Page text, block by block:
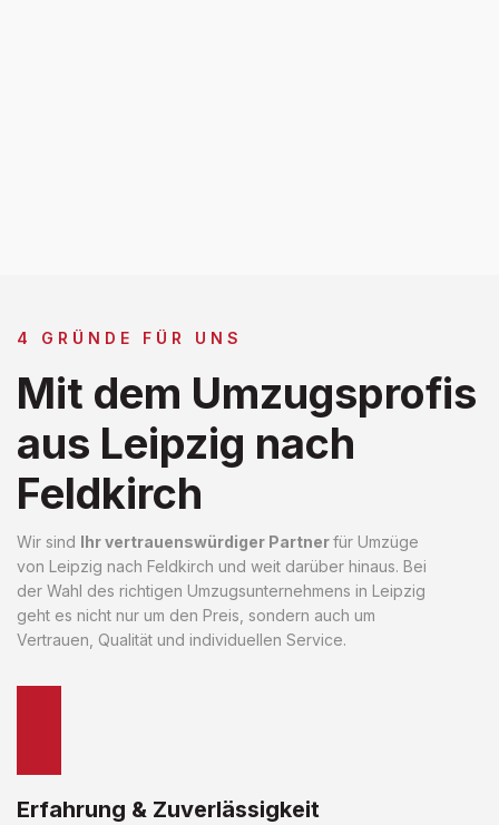
4 GRÜNDE FÜR UNS
Mit dem Umzugsprofis
aus Leipzig nach
Feldkirch
Wir sind Ihr vertrauenswürdiger Partnerfür Umzüge
von Leipzig nach Feldkirch und weit darüber hinaus. Bei
der Wahl des richtigen Umzugsunternehmens in Leipzig
geht es nicht nur um den Preis, sondern auch um
Vertrauen, Qualität und individuellen Service.
Erfahrung & Zuverlässigkeit